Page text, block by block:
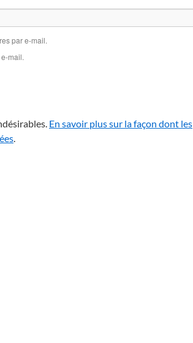
par e-mail.
mail.
En savoir plus sur la façon dont les
.